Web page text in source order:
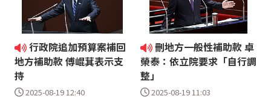
行政院追加預算案補回
地方補助款 傅崐萁表示支
持
2025-08-19 12:40
刪地方一般性補助款 卓
榮泰：依立院要求「自行調
整」
2025-08-19 11:03